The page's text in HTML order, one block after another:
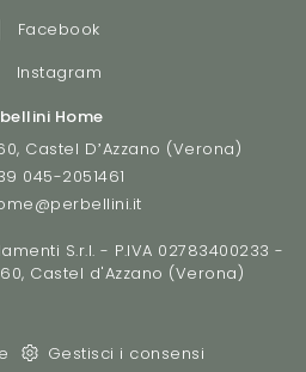
Facebook
Instagram
Home
Castel D’Azzano (Verona)
045-2051461
S.r.l. - P.IVA 02783400233 -
Castel d'Azzano (Verona)
Gestisci i consensi